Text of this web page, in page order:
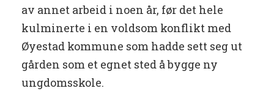
av annet arbeid i noen år, før det hele
kulminerte i en voldsom konflikt med
Øyestad kommune som hadde sett seg ut
gården som et egnet sted å bygge ny
ungdomsskole.